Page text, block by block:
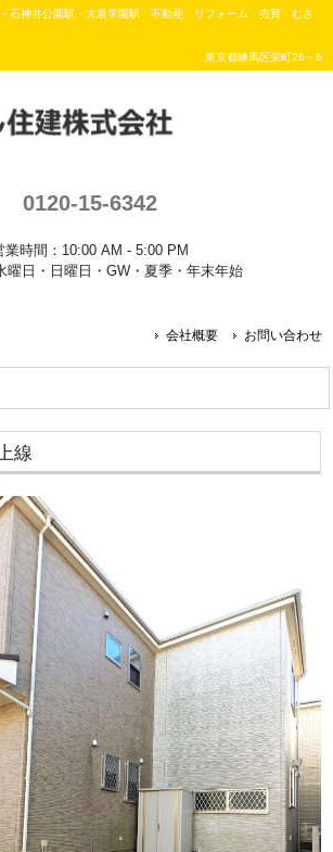
・石神井公園駅・大泉学園駅 不動産 リフォーム 売買 むさ
東京都練馬区栄町26－6
0120-15-6342
業時間：10:00 AM - 5:00 PM
曜日・日曜日・GW・夏季・年末年始
会社概要 お問い合わせ
線